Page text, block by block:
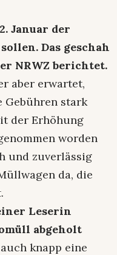
Januar der
Das geschah
NRWZ berichtet.
aber erwartet,
Gebühren stark
der Erhöhung
worden
und zuverlässig
da, die
Leserin
abgeholt
knapp eine